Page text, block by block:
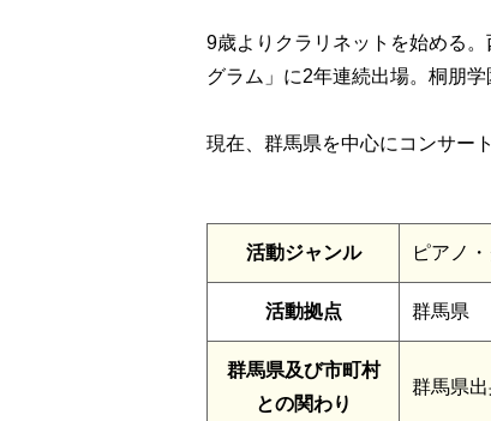
9歳よりクラリネットを始める
グラム」に2年連続出場。桐朋
現在、群馬県を中心にコンサー
活動ジャンル ピアノ
活動拠点 群馬県
群馬県及び市町村
との関わり
群馬県出